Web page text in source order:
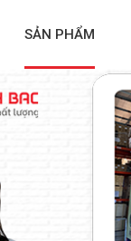
SẢN PHẨM